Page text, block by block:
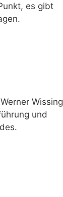
es gibt
Wissing
und